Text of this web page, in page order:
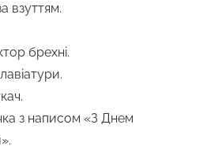
взуттям.
брехні.
з написом «З Днем